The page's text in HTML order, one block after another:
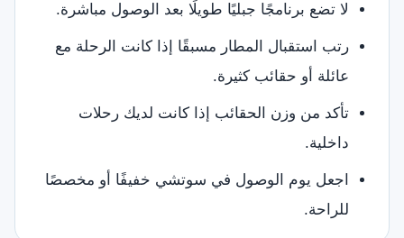
لا تضع برنامجًا جبليًا طويلًا بعد الوصول مباشرة.
رتب استقبال المطار مسبقًا إذا كانت الرحلة مع
عائلة أو حقائب كثيرة.
تأكد من وزن الحقائب إذا كانت لديك رحلات
داخلية.
اجعل يوم الوصول في سوتشي خفيفًا أو مخصصًا
للراحة.